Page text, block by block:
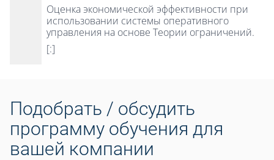
Оценка экономической эффективности при
использовании системы оперативного
управления на основе Теории ограничений.
[:]
Подобрать / обсудить
программу обучения для
вашей компании